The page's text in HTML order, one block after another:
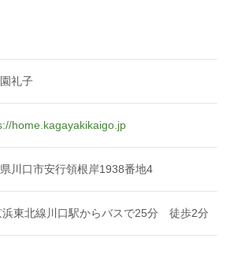
礼子
home.kagayakikaigo.jp
川口市安行領根岸1938番地4
浜東北線川口駅からバスで25分 徒歩2分